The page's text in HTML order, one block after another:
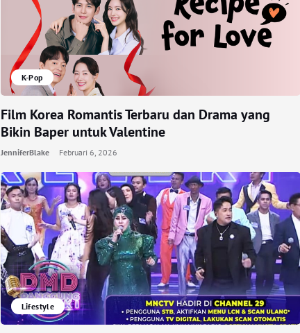
K-Pop
Film Korea Romantis Terbaru dan Drama yang
Bikin Baper untuk Valentine
JenniferBlake Februari 6, 2026
Lifestyle